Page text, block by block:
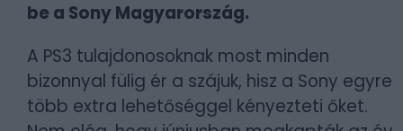
be a Sony Magyarország.
A PS3 tulajdonosoknak most minden
bizonnyal fülig ér a szájuk, hisz a Sony egyre
több extra lehetőséggel kényezteti őket.